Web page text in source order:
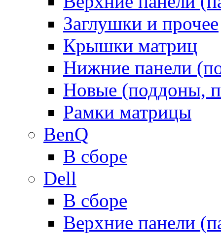
Заглушки и прочее
Крышки матриц
Нижние панели
Новые (поддоны,
Рамки матрицы
BenQ
В сборе
Dell
В сборе
Верхние панели